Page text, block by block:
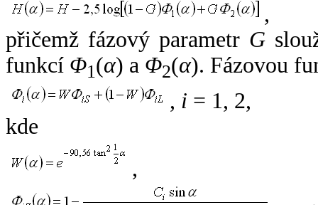
,
přičemž fázový parametr G
funkcí Φ1(α) a Φ2(α). Fázovou
, i = 1, 2,
kde
,